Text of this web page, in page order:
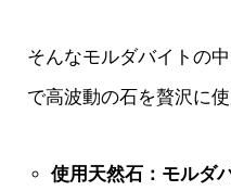
そんなモルダバイトの
で高波動の石を贅沢に使
使用天然石：モルダ